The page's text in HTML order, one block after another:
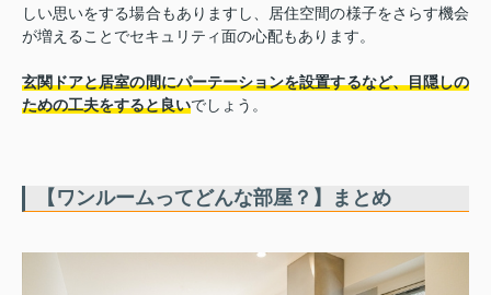
しい思いをする場合もありますし、居住空間の様子をさらす機会
が増えることでセキュリティ面の心配もあります。
玄関ドアと居室の間にパーテーションを設置するなど、目隠しの
ための工夫をすると良いでしょう。
【ワンルームってどんな部屋？】まとめ